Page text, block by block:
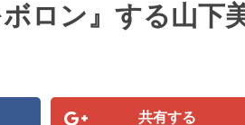
ロン』する山下
共有する